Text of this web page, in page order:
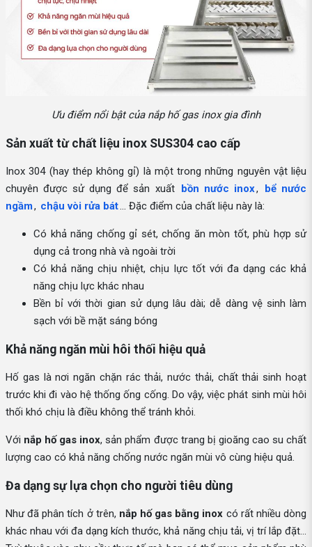
Ưu điểm nổi bật của nắp hố gas inox gia đình
Sản xuất từ chất liệu inox SUS304 cao cấp
Inox 304 (hay thép không gỉ) là một trong những nguyên vật liệu
chuyên được sử dụng để sản xuất bồn nước inox,
bể nước
ngầm, chậu vòi rửa bát… Đặc điểm của chất liệu này là:
Có khả năng chống gỉ sét, chống ăn mòn tốt, phù hợp sử
dụng cả trong nhà và ngoài trời
Có khả năng chịu nhiệt, chịu lực tốt với đa dạng các khả
năng chịu lực khác nhau
Bền bỉ với thời gian sử dụng lâu dài; dễ dàng vệ sinh làm
sạch với bề mặt sáng bóng
Khả năng ngăn mùi hôi thối hiệu quả
Hố gas là nơi ngăn chặn rác thải, nước thải, chất thải sinh hoạt
trước khi đi vào hệ thống ống cống. Do vậy, việc phát sinh mùi hôi
thối khó chịu là điều không thể tránh khỏi.
Với nắp hố gas inox, sản phẩm được trang bị gioăng cao su chất
lượng cao có khả năng chống nước ngăn mùi vô cùng hiệu quả.
Đa dạng sự lựa chọn cho người tiêu dùng
Như đã phân tích ở trên, nắp hố gas bằng inox có rất nhiều dòng
khác nhau với đa dạng kích thước, khả năng chịu tải, vị trí lắp đặt…